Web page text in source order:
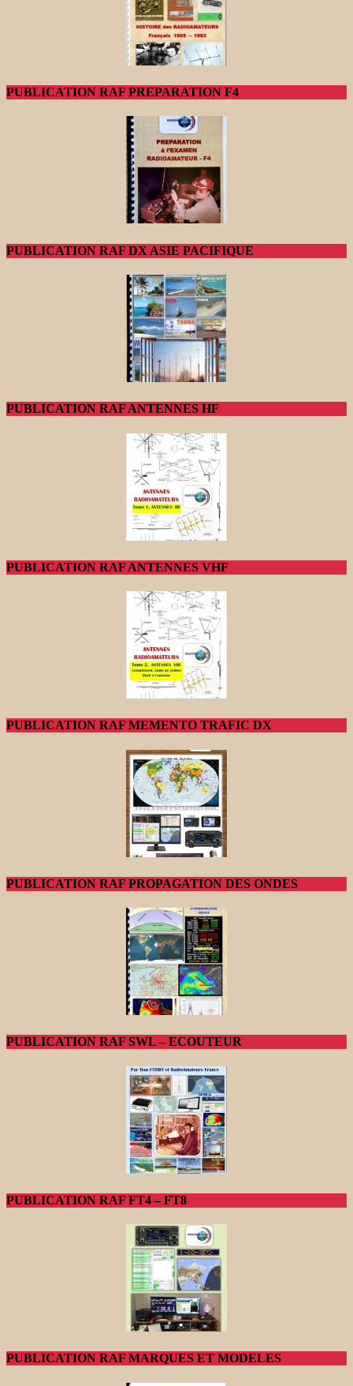
PUBLICATION RAF PREPARATION F4
PUBLICATION RAF DX ASIE PACIFIQUE
PUBLICATION RAF ANTENNES HF
PUBLICATION RAF ANTENNES VHF
PUBLICATION RAF MEMENTO TRAFIC DX
PUBLICATION RAF PROPAGATION DES ONDES
PUBLICATION RAF SWL – ECOUTEUR
PUBLICATION RAF FT4 – FT8
PUBLICATION RAF MARQUES ET MODELES